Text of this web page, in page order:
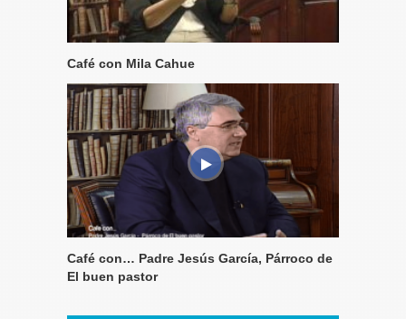
Café con Mila Cahue
Café con… Padre Jesús García, Párroco de
El buen pastor